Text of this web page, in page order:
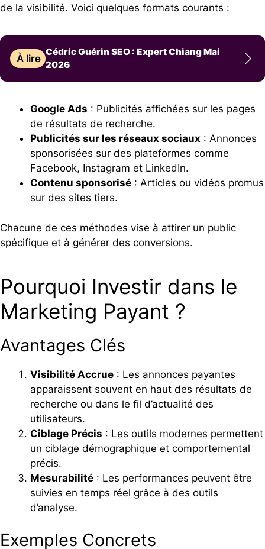
de la visibilité. Voici quelques formats courants :
À lire
Cédric Guérin SEO : Expert Chiang Mai
2026
Google Ads : Publicités affichées sur les pages
de résultats de recherche.
Publicités sur les réseaux sociaux : Annonces
sponsorisées sur des plateformes comme
Facebook, Instagram et LinkedIn.
Contenu sponsorisé : Articles ou vidéos promus
sur des sites tiers.
Chacune de ces méthodes vise à attirer un public
spécifique et à générer des conversions.
Pourquoi Investir dans le
Marketing Payant ?
Avantages Clés
Visibilité Accrue : Les annonces payantes
apparaissent souvent en haut des résultats de
recherche ou dans le fil d’actualité des
utilisateurs.
Ciblage Précis : Les outils modernes permettent
un ciblage démographique et comportemental
précis.
Mesurabilité : Les performances peuvent être
suivies en temps réel grâce à des outils
d’analyse.
Exemples Concrets